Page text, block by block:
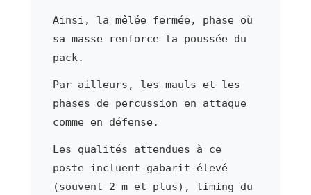
Ainsi, la mêlée fermée, phase où
sa masse renforce la poussée du
pack.
Par ailleurs, les mauls et les
phases de percussion en attaque
comme en défense.
Les qualités attendues à ce
poste incluent gabarit élevé
(souvent 2 m et plus), timing du